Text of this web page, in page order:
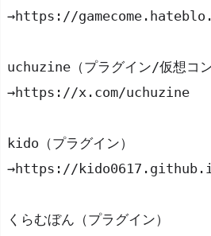
→https://
uchuzine（プラグイン/仮想コン
→https://x.com/uchuzine
kido（プラグイン）
→https://
くらむぼん（プラグイン）